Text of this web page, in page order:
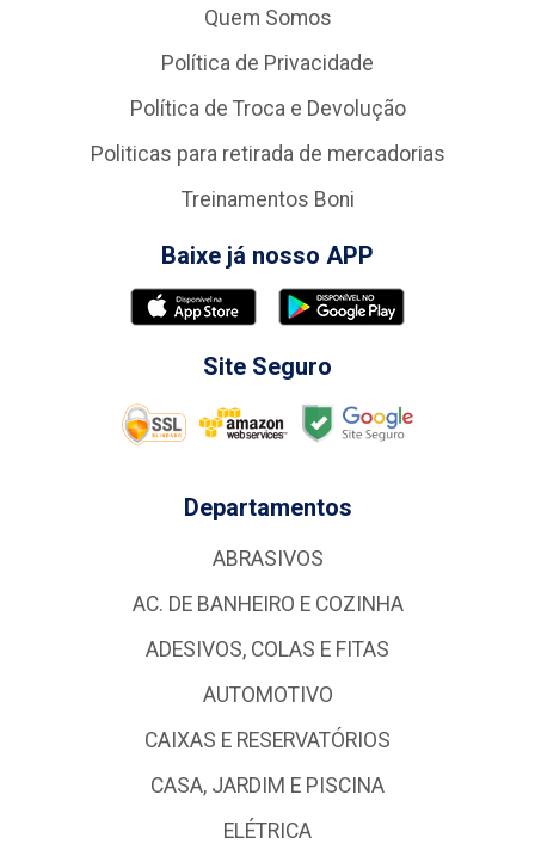
Quem Somos
Política de Privacidade
Política de Troca e Devolução
Politicas para retirada de mercadorias
Treinamentos Boni
Baixe já nosso APP
Site Seguro
Departamentos
ABRASIVOS
AC. DE BANHEIRO E COZINHA
ADESIVOS, COLAS E FITAS
AUTOMOTIVO
CAIXAS E RESERVATÓRIOS
CASA, JARDIM E PISCINA
ELÉTRICA